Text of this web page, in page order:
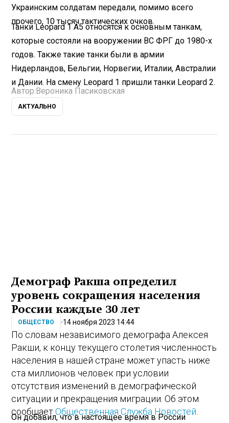
Украинским солдатам передали, помимо всего
прочего, 10 тысяч тактических очков.
Танки Leopard 1 A5 относятся к основным танкам,
которые состояли на вооружении ВС ФРГ до 1980-х
годов. Также такие танки были в армии
Нидерландов, Бельгии, Норвегии, Италии, Австралии
и Дании. На смену Leopard 1 пришли танки Leopard 2.
Автор: Вероника Пасиковская
АКТУАЛЬНО
Демограф Ракша определил
уровень сокращения населения
России каждые 30 лет
ОБЩЕСТВО 14 ноября 2023 14:44
По словам независимого демографа Алексея
Ракши, к концу текущего столетия численность
населения в нашей стране может упасть ниже
ста миллионов человек при условии
отсутствия изменений в демографической
ситуации и прекращения миграции. Об этом
сообщаетОбщественная Служба Новостей
Он добавил, что в настоящее время в России